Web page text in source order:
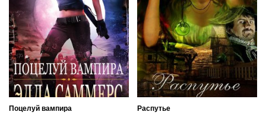
Поцелуй вампира Распутье